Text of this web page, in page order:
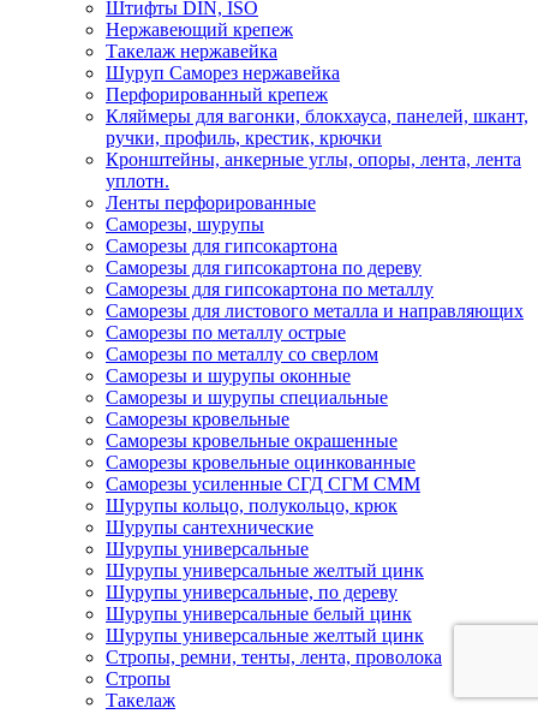
Штифты DIN, ISO
Нержавеющий крепеж
Такелаж нержавейка
Шуруп Саморез нержавейка
Перфорированный крепеж
Кляймеры для вагонки, блокхауса, панелей, шкант,
ручки, профиль, крестик, крючки
Кронштейны, анкерные углы, опоры, лента, лента
уплотн.
Ленты перфорированные
Саморезы, шурупы
Саморезы для гипсокартона
Саморезы для гипсокартона по дереву
Саморезы для гипсокартона по металлу
Саморезы для листового металла и направляющих
Саморезы по металлу острые
Саморезы по металлу со сверлом
Саморезы и шурупы оконные
Саморезы и шурупы специальные
Саморезы кровельные
Саморезы кровельные окрашенные
Саморезы кровельные оцинкованные
Саморезы усиленные СГД СГМ СММ
Шурупы кольцо, полукольцо, крюк
Шурупы сантехнические
Шурупы универсальные
Шурупы универсальные желтый цинк
Шурупы универсальные, по дереву
Шурупы универсальные белый цинк
Шурупы универсальные желтый цинк
Стропы, ремни, тенты, лента, проволока
Стропы
Такелаж